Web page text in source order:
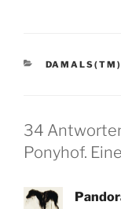
KATEGORIEN
DAMALS(TM)
34
Ponyhof.